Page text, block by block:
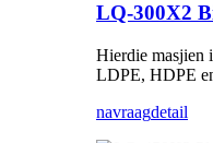
LQ-300X2
Hierdie masjien
LDPE, HDPE
navraagdetail